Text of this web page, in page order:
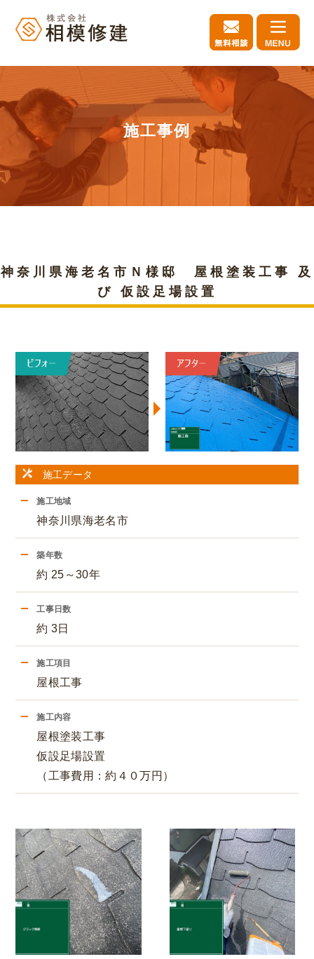
施工事例
神奈川県海老名市Ｎ様邸 屋根塗装工事 及
び 仮設足場設置
施工データ
施工地域
神奈川県海老名市
築年数
約 25～30年
工事日数
約 3日
施工項目
屋根工事
施工内容
屋根塗装工事
仮設足場設置
（工事費用：約４０万円）